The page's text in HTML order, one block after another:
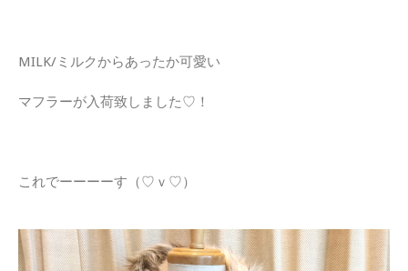
MILK/ミルクからあったか可愛い
マフラーが入荷致しました♡！
これでーーーーす（♡ｖ♡）